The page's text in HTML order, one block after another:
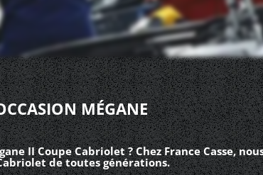
MÉGANE
II Coupe Cabriolet ? Chez France Casse,
de toutes générations.